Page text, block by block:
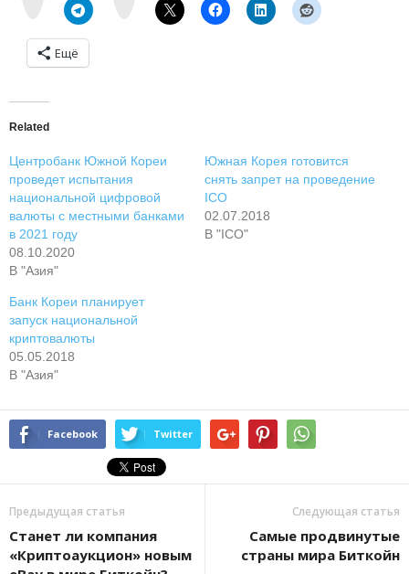
Ещё
Related
Центробанк Южной Кореи
проведет испытания
национальной цифровой
валюты с местными банками
в 2021 году
08.10.2020
В "Азия"
Южная Корея готовится
снять запрет на проведение
ICO
02.07.2018
В "ICO"
Банк Кореи планирует
запуск национальной
криптовалюты
05.05.2018
В "Азия"
Facebook Twitter
Предыдущая статья
Станет ли компания
«Криптоаукцион» новым
Следующая статья
Самые продвинутые
страны мира Биткойн